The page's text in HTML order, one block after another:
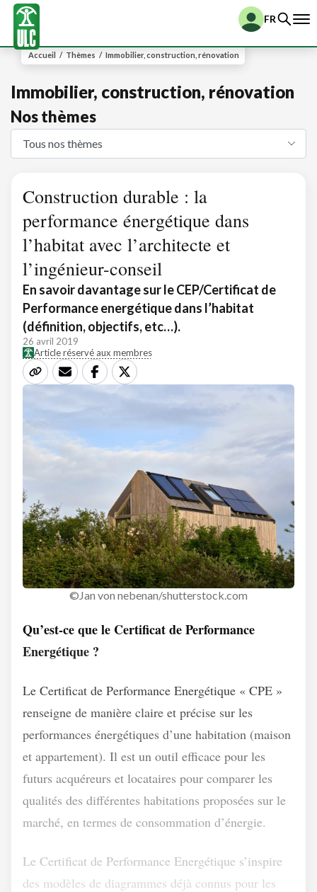
FR
Accueil / Thèmes / Immobilier, construction, rénovation
Immobilier, construction, rénovation
Nos thèmes
Construction durable : la
performance énergétique dans
l’habitat avec l’architecte et
l’ingénieur-conseil
En savoir davantage sur le CEP/Certificat de
Performance energétique dans l’habitat
(définition, objectifs, etc…).
26 avril 2019
Article réservé aux membres
©Jan von nebenan/shutterstock.com
Qu’est-ce que le Certificat de Performance
Energétique ?
Le Certificat de Performance Energétique « CPE »
renseigne de manière claire et précise sur les
performances énergétiques d’une habitation (maison
et appartement). Il est un outil efficace pour les
futurs acquéreurs et locataires pour comparer les
qualités des différentes habitations proposées sur le
marché, en termes de consommation d’énergie.
Le Certificat de Performance Energétique s’inspire
des modèles de diagrammes déjà connus pour les